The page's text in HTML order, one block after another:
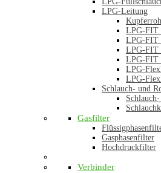
LPG-Leitung
LPG-FIT
LPG-FIT
LPG-FIT
LPG-FIT
LPG-
LPG-
Schlauch- und
Gasfilter
Gasphasenfilter
Hochdruckfilter
Verbinder